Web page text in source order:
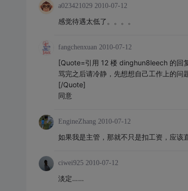
a023421029 2010-07-12
感觉待遇太低了。。。。
fangchenxuan 2010-07-12
[Quote=引用 12 楼 dinghun8leech 的回
骂完之后请冷静，先想想自己工作上的问
[/Quote]
同意
EngineZhang 2010-07-12
如果我是主管，那就不只是扣工资，应该
ciwei925 2010-07-12
淡定……